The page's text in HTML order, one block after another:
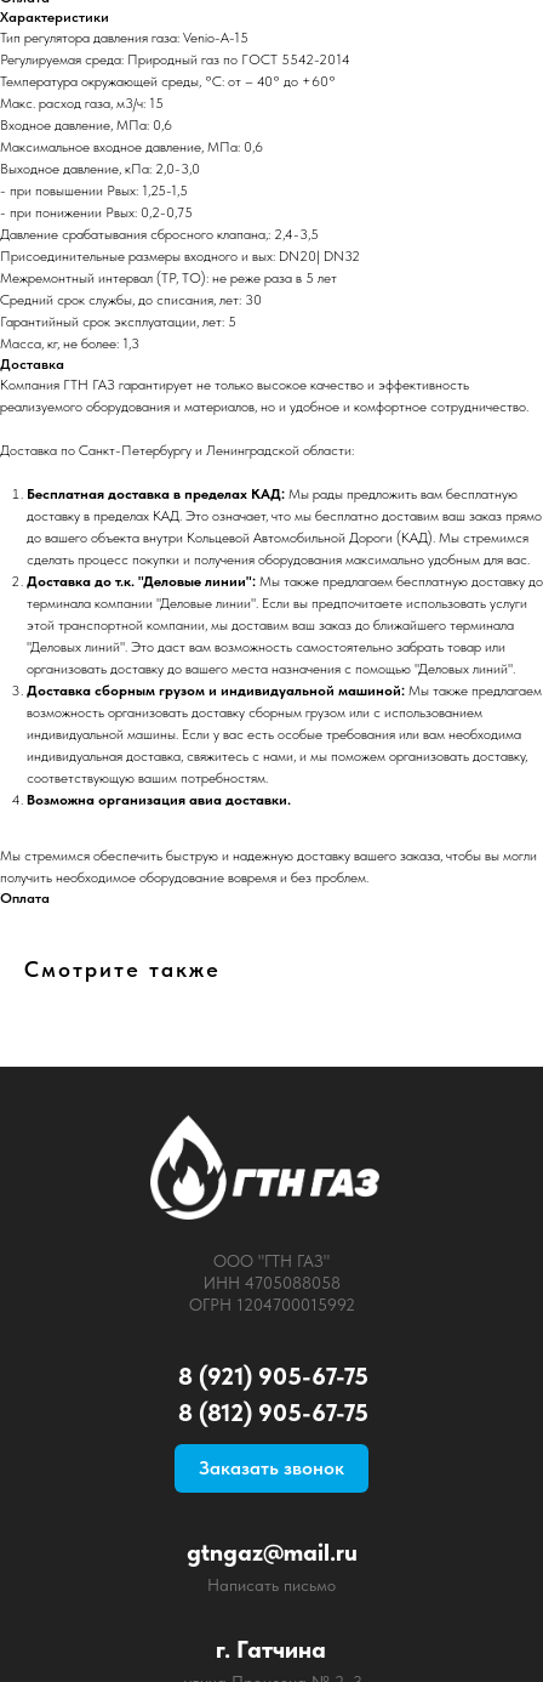
Характеристики
Тип регулятора давления газа: Venio-A-15
Регулируемая среда: Природный газ по ГОСТ 5542-2014
Температура окружающей среды, °C: от – 40° до +60°
Макс. расход газа, м3/ч: 15
Входное давление, МПа: 0,6
Максимальное входное давление, МПа: 0,6
Выходное давление, кПа: 2,0-3,0
- при повышении Рвых: 1,25-1,5
- при понижении Рвых: 0,2-0,75
Давление срабатывания сбросного клапана,: 2,4-3,5
Присоединительные размеры входного и вых: DN20| DN32
Межремонтный интервал (ТР, ТО): не реже раза в 5 лет
Средний срок службы, до списания, лет: 30
Гарантийный срок эксплуатации, лет: 5
Масса, кг, не более: 1,3
Доставка
Компания ГТН ГАЗ гарантирует не только высокое качество и эффективность
реализуемого оборудования и материалов, но и удобное и комфортное сотрудничество.
Доставка по Санкт-Петербургу и Ленинградской области:
Бесплатная доставка в пределах КАД: Мы рады предложить вам бесплатную
доставку в пределах КАД. Это означает, что мы бесплатно доставим ваш заказ прямо
до вашего объекта внутри Кольцевой Автомобильной Дороги (КАД). Мы стремимся
сделать процесс покупки и получения оборудования максимально удобным для вас.
Доставка до т.к. "Деловые линии": Мы также предлагаем бесплатную доставку до
терминала компании "Деловые линии". Если вы предпочитаете использовать услуги
этой транспортной компании, мы доставим ваш заказ до ближайшего терминала
"Деловых линий". Это даст вам возможность самостоятельно забрать товар или
организовать доставку до вашего места назначения с помощью "Деловых линий".
Доставка сборным грузом и индивидуальной машиной: Мы также предлагаем
возможность организовать доставку сборным грузом или с использованием
индивидуальной машины. Если у вас есть особые требования или вам необходима
индивидуальная доставка, свяжитесь с нами, и мы поможем организовать доставку,
соответствующую вашим потребностям.
Возможна организация авиа доставки.
Мы стремимся обеспечить быструю и надежную доставку вашего заказа, чтобы вы могли
получить необходимое оборудование вовремя и без проблем.
Оплата
Смотрите также
Заказать звонок
8 (812) 905-67-75
gtngaz@mail.ru
г. Гатчина
Написать письмо
ООО "ГТН ГАЗ"
ИНН 4705088058
ОГРН 1204700015992
8 (921) 905-67-75